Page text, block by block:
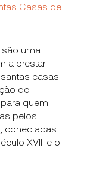
Casas de
são uma
a prestar
casas
de
quem
pelos
conectadas
XVIII e o